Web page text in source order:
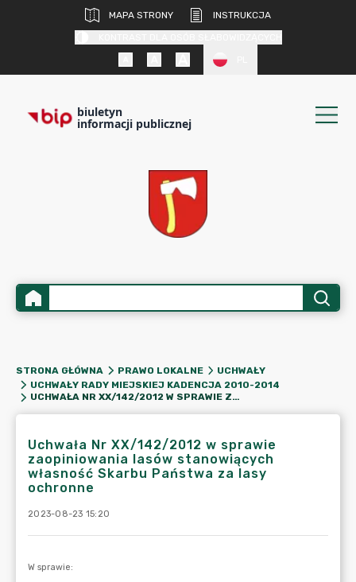
MAPA STRONY
INSTRUKCJA
biuletyn
informacji publicznej
STRONA GŁÓWNA PRAWO LOKALNE
UCHWAŁY
UCHWAŁY RADY MIEJSKIEJ KADENCJA 2010-2014
UCHWAŁA NR XX/142/2012 W SPRAWIE ZAOPINIOWANIA LASÓW STANOWIĄCYCH WŁASNOŚĆ SKARBU PAŃSTWA ZA LASY OCHRONNE
Uchwała Nr XX/142/2012 w sprawie
zaopiniowania lasów stanowiących
własność Skarbu Państwa za lasy
ochronne
2023-08-23 15:20